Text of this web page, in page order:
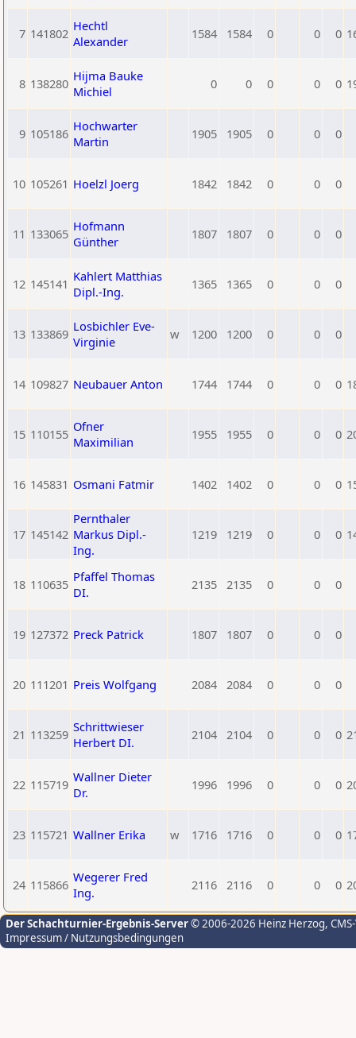
7 141802 Hechtl
Alexander
1584 1584 0 0 0
8 138280 Hijma Bauke
Michiel
0 0 0 0 0
9 105186 Hochwarter
Martin
1905 1905 0 0 0
10 105261 Hoelzl Joerg 1842 1842 0 0 0
11 133065 Hofmann
Günther
1807 1807 0 0 0
12 145141 Kahlert Matthias
Dipl.-Ing.
1365 1365 0 0 0
13 133869 Losbichler Eve-
Virginie
w 1200 1200 0 0 0
14 109827 Neubauer Anton 1744 1744 0 0 0
15 110155 Ofner
Maximilian
1955 1955 0 0 0
16 145831 Osmani Fatmir 1402 1402 0 0 0
17 145142
Pernthaler
Markus Dipl.-
Ing.
1219 1219 0 0 0
18 110635 Pfaffel Thomas
DI.
2135 2135 0 0 0
19 127372 Preck Patrick 1807 1807 0 0 0
20 111201 Preis Wolfgang 2084 2084 0 0 0
21 113259 Schrittwieser
Herbert DI.
2104 2104 0 0 0
22 115719 Wallner Dieter
Dr.
1996 1996 0 0 0
23 115721 Wallner Erika w 1716 1716 0 0 0
24 115866 Wegerer Fred
Ing.
2116 2116 0 0 0
Der Schachturnier-Ergebnis-Server© 2006-2026 Heinz Herzog,
Impressum / Nutzungsbedingungen